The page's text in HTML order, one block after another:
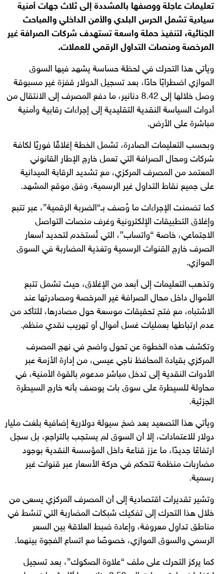
تعليمات عاجلة ووصفها بالمشددة إلى ثلاث جهات أمنية
سيادية تشمل الحرس البلدي والأمن الداخلي والمباحث
الجنائية، لتنفيذ حملة واسعة تستهدف شركات الصرافة غير
المرخصة ومنصات التداول الرقمي للعملات.
ويأتي هذا التحرك في لحظة حساسة يشهد فيها السوق
الموازي اضطرابًا حادًا، بعد تسجيل الدولار قفزة غير مسبوقة
وصل خلالها إلى 8.42 دنانير، ما دفع المصرف إلى الانتقال من
أدوات السياسة النقدية التقليدية إلى إجراءات رقابية وأمنية
مباشرة على الأرض.
وبحسب التعليمات الصادرة، تشمل الخطة إغلاقًا فوريًا لكافة
شركات ومحال الصرافة التي تعمل خارج الإطار القانوني
المعتمد من المصرف المركزي، مع تشديد الرقابة الميدانية
على جميع نقاط التداول غير الرسمية، وفق موقع المشهد.
كما تضمنت الإجراءات ما وُصف بـ“الضربة الرقمية”، عبر تتبع
وإغلاق التطبيقات الإلكترونية وغرف منصات التواصل
الاجتماعي، خاصة “واتساب”، التي تُستخدم لتحديد أسعار
الصرف خارج القنوات الرسمية وتغذية المضاربة في السوق
الموازي.
وتذهب التعليمات إلى أبعد من الإغلاق، حيث تشمل تتبع
الأموال داخل محال الصرافة غير المرخصة ومصادرتها عند
الاشتباه، مع فتح تحقيقات موسعة حول مصادرها، للتأكد من
عدم ارتباطها بعمليات غسل أموال أو تهريب نقدي منظم.
وتكشف هذه الخطوة عن تحول واضح في نهج المصرف
المركزي بقيادة المحافظ ناجي عيسى، من إدارة الأزمة عبر
الأدوات النقدية إلى تدخل مباشر مدعوم بالقوة الأمنية، في
محاولة للسيطرة على سوق بات يوصف بأنه خارج السيطرة
الجزئية.
ويأتي هذا التصعيد بعد ضخ سيولة دولارية إضافية بلغت مليار
دولار للاعتمادات، إلا أن السوق لم يستجب بالتراجع، بل سجل
ارتفاعًا جديدًا، ما عزز قناعة داخل المؤسسة النقدية بوجود
مضاربات منظمة تتحكم في حركة الأسعار عبر قنوات غير
رسمية.
وتشير تقديرات اقتصادية إلى أن المصرف المركزي يسعى من
خلال هذا التحرك إلى تفكيك شبكات المضاربة التي تنشط في
مناطق تداول معروفة، وإعادة ضبط العلاقة بين السعر
الرسمي والسوق الموازي، خصوصًا مع اتساع الفجوة بينهما.
كما يركز التحرك على ملف “علاوة الصكوك”، بعد تسجيل